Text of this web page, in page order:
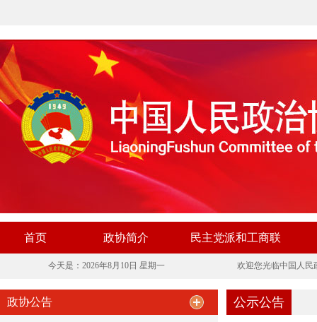
首页 政协简介 民主党派和工商联
今天是：2026年8月10日 星期一 欢迎您光临中国人民
政协公告 公示公告